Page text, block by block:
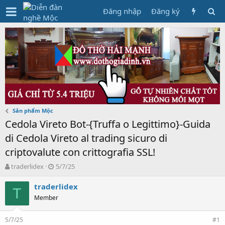
Đăng nhập Đăng ký
Sản phẩm Mộc
Cedola Vireto Bot-{Truffa o Legittimo}-Guida
di Cedola Vireto al trading sicuro di
criptovalute con crittografia SSL!
T
r
d
s
traderlidex
N
à
g
ử
5/7/25
T traderlidex
Member
5/7/25 #1